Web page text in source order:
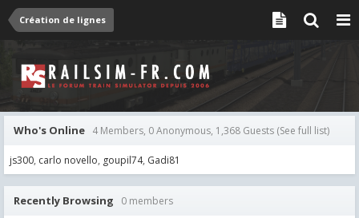
Création de lignes
Who's Online 4 Members, 0 Anonymous, 1,368 Guests (See full list)
js300 carlo novello goupil74 Gadi81
Recently Browsing 0 members